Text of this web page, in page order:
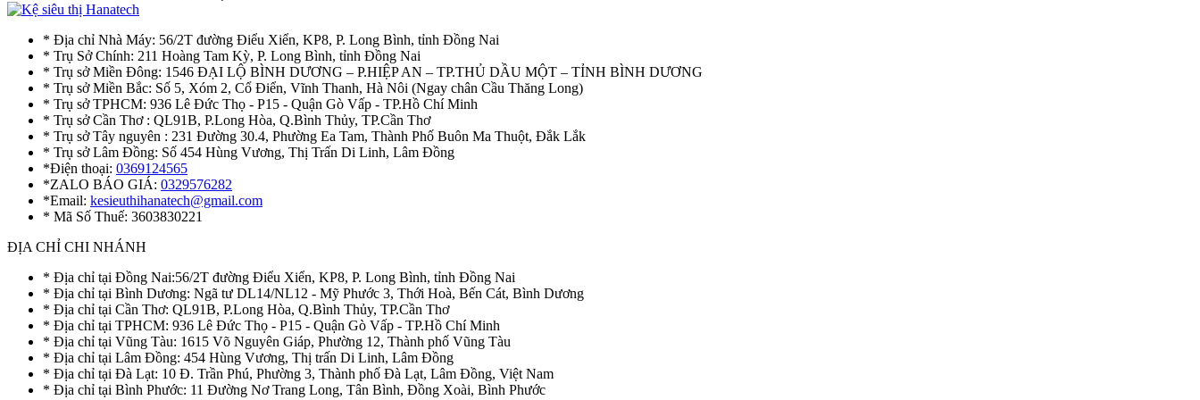
* Địa chỉ Nhà Máy: 56/2T đường Điểu Xiển, KP8, P. Long Bình, tỉnh Đồng Nai
* Trụ Sở Chính: 211 Hoàng Tam Kỳ, P. Long Bình, tỉnh Đồng Nai
* Trụ sở Miền Đông: 1546 ĐẠI LỘ BÌNH DƯƠNG – P.HIỆP AN – TP.THỦ DẦU MỘT – TỈNH BÌNH DƯƠNG
* Trụ sở Miền Bắc: Số 5, Xóm 2, Cổ Điển, Vĩnh Thanh, Hà Nôi (Ngay chân Cầu Thăng Long)
* Trụ sở TPHCM: 936 Lê Đức Thọ - P15 - Quận Gò Vấp - TP.Hồ Chí Minh
* Trụ sở Cần Thơ : QL91B, P.Long Hòa, Q.Bình Thủy, TP.Cần Thơ
* Trụ sở Tây nguyên : 231 Đường 30.4, Phường Ea Tam, Thành Phố Buôn Ma Thuột, Đắk Lắk
* Trụ sở Lâm Đồng: Số 454 Hùng Vương, Thị Trấn Di Linh, Lâm Đồng
*Điện thoại: 0369124565
*ZALO BÁO GIÁ: 0329576282
*Email: kesieuthihanatech@gmail.com
* Mã Số Thuế: 3603830221
ĐỊA CHỈ CHI NHÁNH
* Địa chỉ tại Đồng Nai:56/2T đường Điểu Xiển, KP8, P. Long Bình, tỉnh Đồng Nai
* Địa chỉ tại Bình Dương: Ngã tư DL14/NL12 - Mỹ Phước 3, Thới Hoà, Bến Cát, Bình Dương
* Địa chỉ tại Cần Thơ: QL91B, P.Long Hòa, Q.Bình Thủy, TP.Cần Thơ
* Địa chỉ tại TPHCM: 936 Lê Đức Thọ - P15 - Quận Gò Vấp - TP.Hồ Chí Minh
* Địa chỉ tại Vũng Tàu: 1615 Võ Nguyên Giáp, Phường 12, Thành phố Vũng Tàu
* Địa chỉ tại Lâm Đồng: 454 Hùng Vương, Thị trấn Di Linh, Lâm Đồng
* Địa chỉ tại Đà Lạt: 10 Đ. Trần Phú, Phường 3, Thành phố Đà Lạt, Lâm Đồng, Việt Nam
* Địa chỉ tại Bình Phước: 11 Đường Nơ Trang Long, Tân Bình, Đồng Xoài, Bình Phước